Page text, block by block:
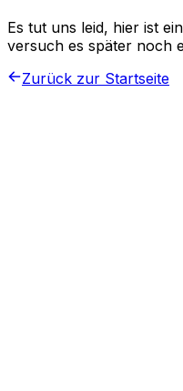
Es tut uns leid, hier ist
versuch es später noch
Zurück zur Startseite